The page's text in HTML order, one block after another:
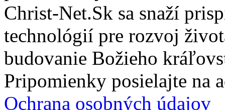
Christ-Net.Sk sa snaží
technológií pre rozvoj
budovanie Božieho
Pripomienky posielajte na
Ochrana osobných údajov